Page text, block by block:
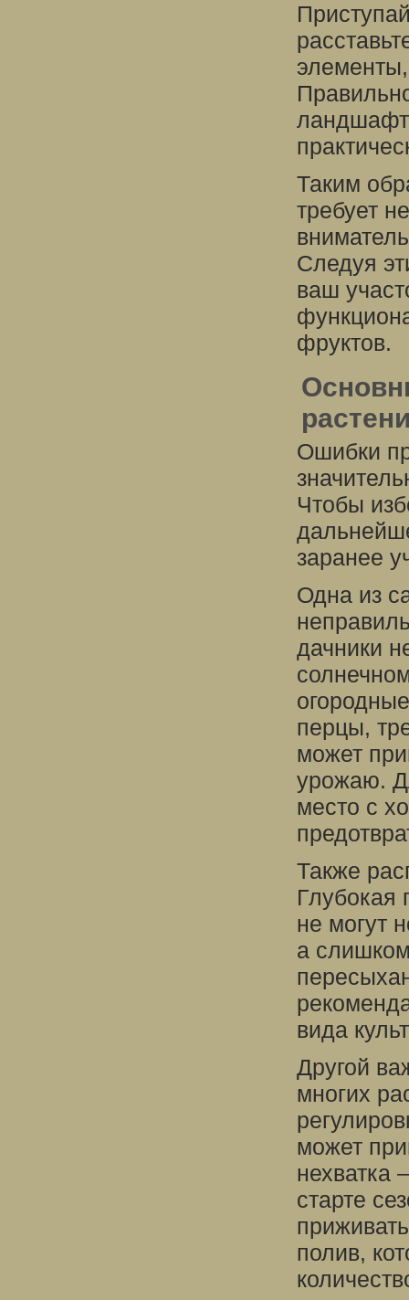
Таким
требует
Следуя
ваш
фруктов.
Ошибки
Чтобы
заранее
Одна из
дачники
перцы,
может
урожаю.
место с
Также
Глубокая
не могут
а
вида
Другой
многих
может
нехватка
старте
полив,